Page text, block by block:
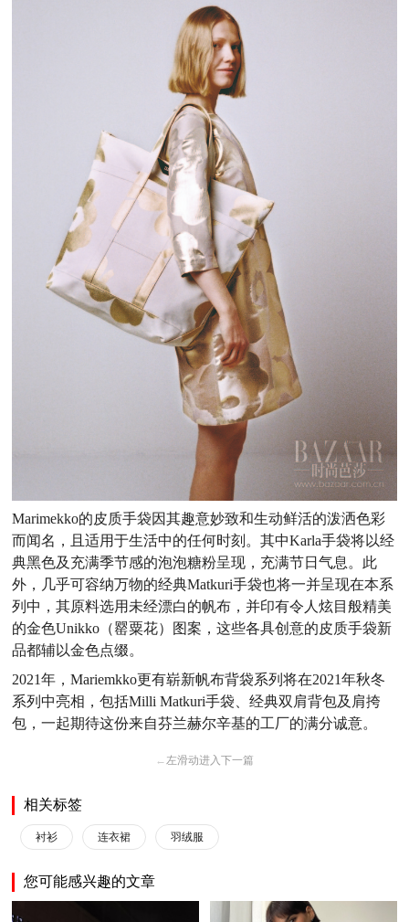
Marimekko的皮质手袋因其趣意妙致和生动鲜活的泼洒色彩
而闻名，且适用于生活中的任何时刻。其中Karla手袋将以经
典黑色及充满季节感的泡泡糖粉呈现，充满节日气息。此
外，几乎可容纳万物的经典Matkuri手袋也将一并呈现在本系
列中，其原料选用未经漂白的帆布，并印有令人炫目般精美
的金色Unikko（罂粟花）图案，这些各具创意的皮质手袋新
品都辅以金色点缀。
2021年，Mariemkko更有崭新帆布背袋系列将在2021年秋冬
系列中亮相，包括Milli Matkuri手袋、经典双肩背包及肩挎
包，一起期待这份来自芬兰赫尔辛基的工厂的满分诚意。
← 左滑动进入下一篇
相关标签
衬衫 连衣裙 羽绒服
您可能感兴趣的文章